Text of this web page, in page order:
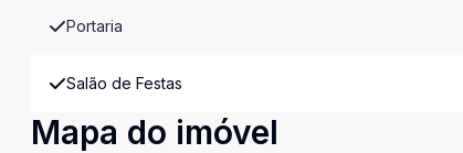
Portaria
Salão de Festas
Mapa do imóvel